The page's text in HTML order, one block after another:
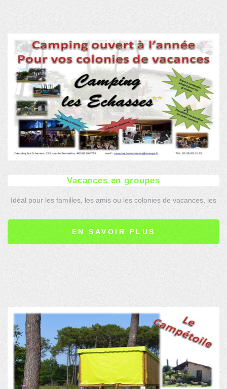
Vacances en groupes
Idéal pour les familles, les amis ou les colonies de vacances, les
EN SAVOIR PLUS